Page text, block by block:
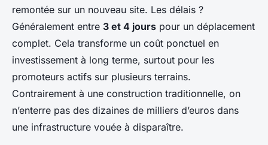
remontée sur un nouveau site. Les délais ?
Généralement entre 3 et 4 jours pour un déplacement
complet. Cela transforme un coût ponctuel en
investissement à long terme, surtout pour les
promoteurs actifs sur plusieurs terrains.
Contrairement à une construction traditionnelle, on
n’enterre pas des dizaines de milliers d’euros dans
une infrastructure vouée à disparaître.